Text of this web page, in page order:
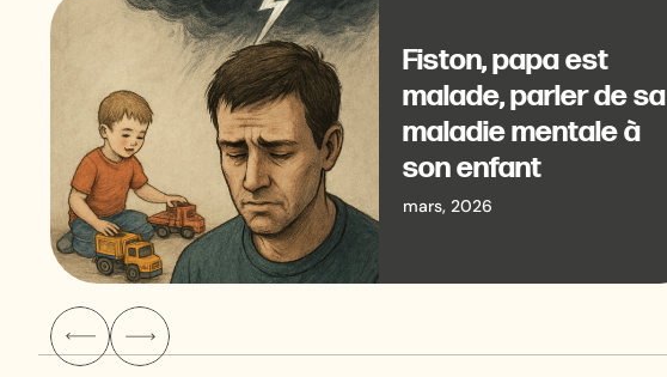
Fiston, papa est
malade, parler de sa
maladie mentale à
son enfant
mars, 2026